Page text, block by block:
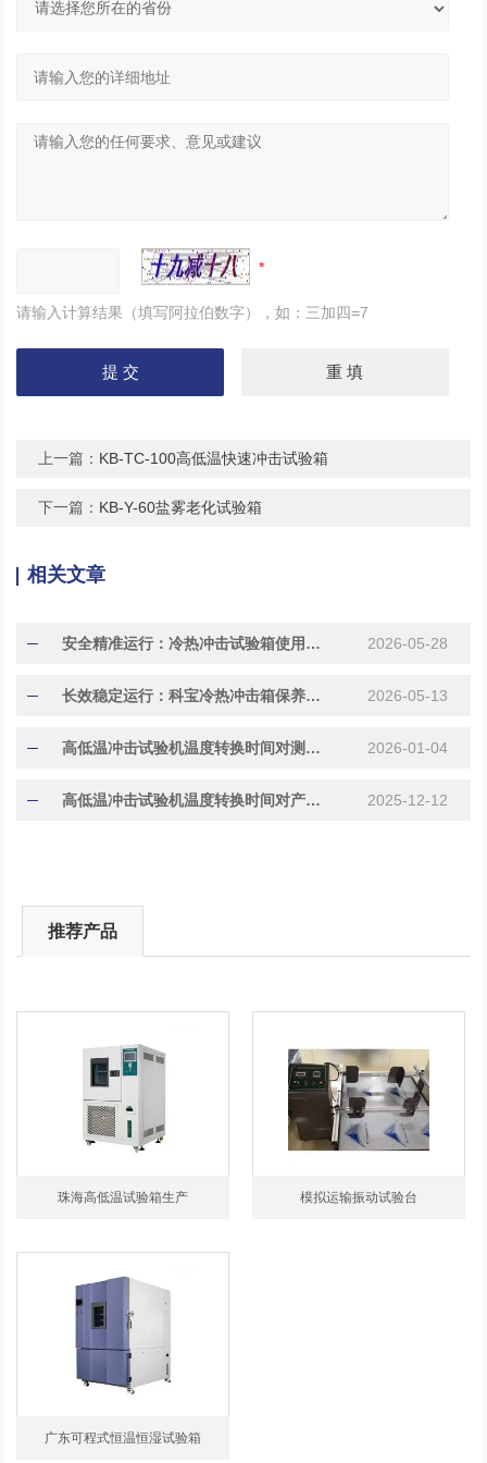
请输入计算结果（填写阿拉伯数字），如：三加四=7
上一篇： KB-TC-100高低温快速冲击试验箱
下一篇： KB-Y-60盐雾老化试验箱
相关文章
安全精准运行：冷热冲击试验箱使用注意事项 2026-05-28
长效稳定运行：科宝冷热冲击箱保养指南 2026-05-13
高低温冲击试验机温度转换时间对测试结果的影响研究 2026-01-04
高低温冲击试验机温度转换时间对产品失效模式的影响研究 2025-12-12
推荐产品
珠海高低温试验箱生产 模拟运输振动试验台
广东可程式恒温恒湿试验箱